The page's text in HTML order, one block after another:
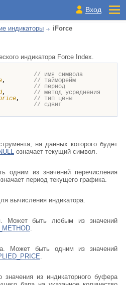
Вход
индикаторы iForce
индикатора Force Index.
// имя символа
, // таймфрейм
// период
, // метод усреднения
, // тип цены
// сдвиг
на данных которого будет
означает текущий символ.
из значений перечисления
период текущего графика.
вычисления индикатора.
Может быть любым из значений
.
Может быть одним из значений
.
из индикаторного буфера